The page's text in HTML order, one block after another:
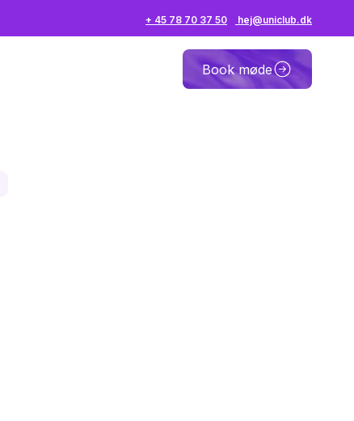
+ 45 78 70 37 50 hej@uniclub.dk
Book møde